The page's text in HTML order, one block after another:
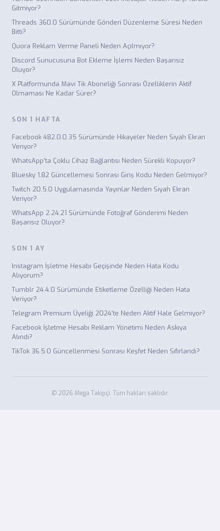
Gitmiyor?
Threads 360.0 Sürümünde Gönderi Düzenleme Süresi Neden
Bitti?
Quora Reklam Verme Paneli Neden Açılmıyor?
Discord Sunucusuna Bot Ekleme İşlemi Neden Başarısız
Oluyor?
X Platformunda Mavi Tik Aboneliği Sonrası Özelliklerin Aktif
Olmaması Ne Kadar Sürer?
SON 1 HAFTA
Facebook 482.0.0.35 Sürümünde Hikayeler Neden Siyah Ekran
Veriyor?
WhatsApp'ta Çoklu Cihaz Bağlantısı Neden Sürekli Kopuyor?
Bluesky 1.82 Güncellemesi Sonrası Giriş Kodu Neden Gelmiyor?
Twitch 20.5.0 Uygulamasında Yayınlar Neden Siyah Ekran
Veriyor?
WhatsApp 2.24.21 Sürümünde Fotoğraf Gönderimi Neden
Başarısız Oluyor?
SON 1 AY
Instagram İşletme Hesabı Geçişinde Neden Hata Kodu
Alıyorum?
Tumblr 24.4.0 Sürümünde Etiketleme Özelliği Neden Hata
Veriyor?
Telegram Premium Üyeliği 2024'te Neden Aktif Hale Gelmiyor?
Facebook İşletme Hesabı Reklam Yönetimi Neden Askıya
Alındı?
TikTok 36.5.0 Güncellenmesi Sonrası Keşfet Neden Sıfırlandı?
© 2026 Mega Takipçi. Tüm hakları saklıdır.